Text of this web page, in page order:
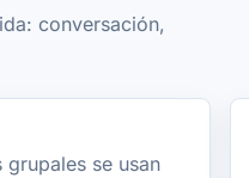
conversación,
grupales se usan